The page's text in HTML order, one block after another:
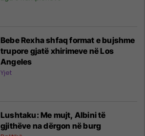
Bebe Rexha shfaq format e bujshme
trupore gjatë xhirimeve në Los
Angeles
Yjet
Lushtaku: Me mujt, Albini të
gjithëve na dërgon në burg